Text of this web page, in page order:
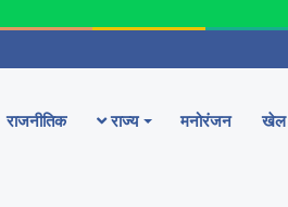
राजनीतिक राज्य मनोरंजन खेल